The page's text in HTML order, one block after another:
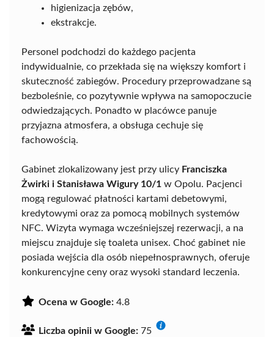
higienizacja zębów,
ekstrakcje.
Personel podchodzi do każdego pacjenta
indywidualnie, co przekłada się na większy komfort i
skuteczność zabiegów. Procedury przeprowadzane są
bezboleśnie, co pozytywnie wpływa na samopoczucie
odwiedzających. Ponadto w placówce panuje
przyjazna atmosfera, a obsługa cechuje się
fachowością.
Gabinet zlokalizowany jest przy ulicy Franciszka
Żwirki i Stanisława Wigury 10/1 w Opolu. Pacjenci
mogą regulować płatności kartami debetowymi,
kredytowymi oraz za pomocą mobilnych systemów
NFC. Wizyta wymaga wcześniejszej rezerwacji, a na
miejscu znajduje się toaleta unisex. Choć gabinet nie
posiada wejścia dla osób niepełnosprawnych, oferuje
konkurencyjne ceny oraz wysoki standard leczenia.
Ocena w Google: 4.8
Liczba opinii w Google: 75